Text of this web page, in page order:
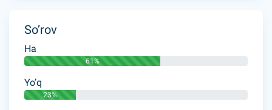
So’rov
Ha
61%
Yo’q
23%